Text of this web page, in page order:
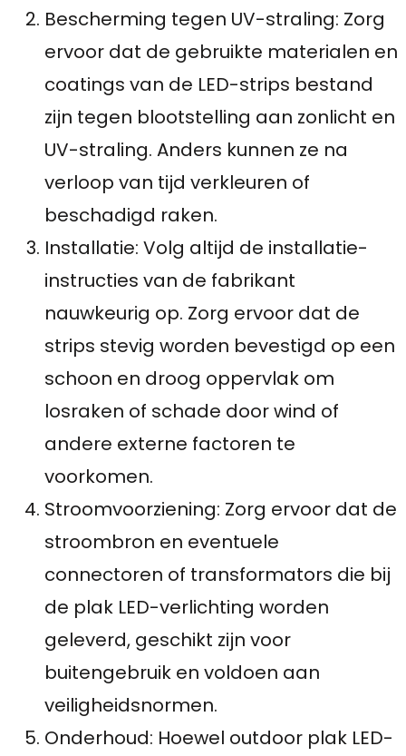
Bescherming tegen UV-straling: Zorg
ervoor dat de gebruikte materialen en
coatings van de LED-strips bestand
zijn tegen blootstelling aan zonlicht en
UV-straling. Anders kunnen ze na
verloop van tijd verkleuren of
beschadigd raken.
Installatie: Volg altijd de installatie-
instructies van de fabrikant
nauwkeurig op. Zorg ervoor dat de
strips stevig worden bevestigd op een
schoon en droog oppervlak om
losraken of schade door wind of
andere externe factoren te
voorkomen.
Stroomvoorziening: Zorg ervoor dat de
stroombron en eventuele
connectoren of transformators die bij
de plak LED-verlichting worden
geleverd, geschikt zijn voor
buitengebruik en voldoen aan
veiligheidsnormen.
Onderhoud: Hoewel outdoor plak LED-